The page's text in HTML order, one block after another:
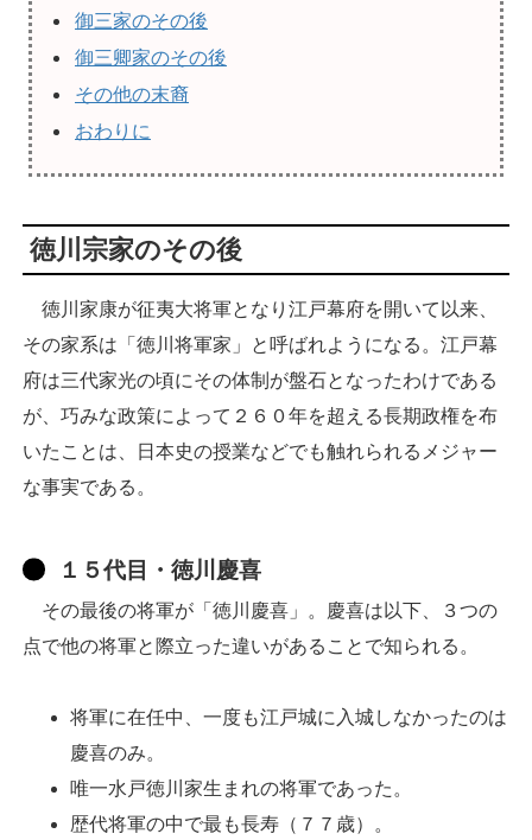
御三家のその後
御三卿家のその後
その他の末裔
おわりに
徳川宗家のその後
徳川家康が征夷大将軍となり江戸幕府を開いて以来、
その家系は「徳川将軍家」と呼ばれようになる。江戸幕
府は三代家光の頃にその体制が盤石となったわけである
が、巧みな政策によって２６０年を超える長期政権を布
いたことは、日本史の授業などでも触れられるメジャー
な事実である。
１５代目・徳川慶喜
その最後の将軍が「徳川慶喜」。慶喜は以下、３つの
点で他の将軍と際立った違いがあることで知られる。
将軍に在任中、一度も江戸城に入城しなかったのは
慶喜のみ。
唯一水戸徳川家生まれの将軍であった。
歴代将軍の中で最も長寿（７７歳）。